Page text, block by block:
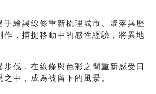
繪與線條重新梳理城市、聚落與歷
，捕捉移動中的感性經驗，將異地
伐，在線條與色彩之間重新感受日
中，成為被留下的風景。